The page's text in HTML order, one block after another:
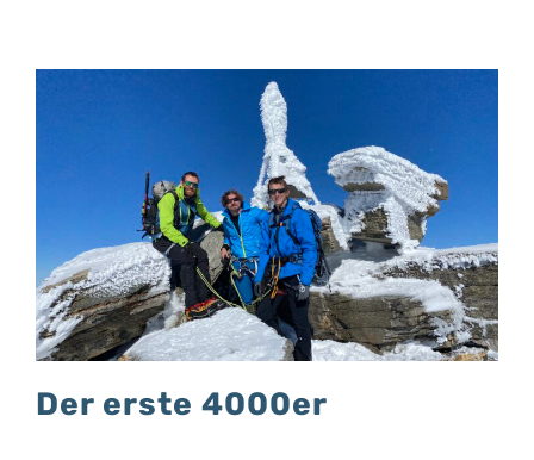
Der erste 4000er